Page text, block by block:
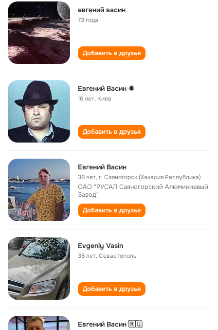
евгений васин
73 года
Добавить в друзья
Eвгeний Васин ✹
16 лет, Киев
Добавить в друзья
Евгений Васин
38 лет,г. Саяногорск (Хакасия Республика)
ОАО "РУСАЛ Саяногорский Алюминиевый
Завод"
Добавить в друзья
Evgeniy Vasin
38 лет,Севастополь
Добавить в друзья
Евгений Васин 🇷🇺